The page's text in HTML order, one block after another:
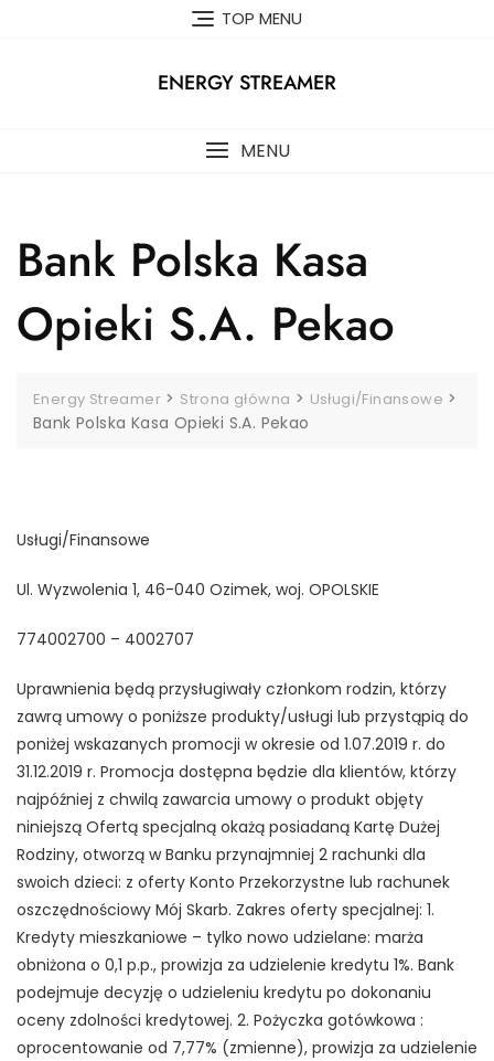
TOP MENU
ENERGY STREAMER
MENU
Bank Polska Kasa
Opieki S.A. Pekao
Energy Streamer > Strona główna > Usługi/Finansowe >
Bank Polska Kasa Opieki S.A. Pekao
Usługi/Finansowe
Ul. Wyzwolenia 1, 46-040 Ozimek, woj. OPOLSKIE
774002700 – 4002707
Uprawnienia będą przysługiwały członkom rodzin, którzy
zawrą umowy o poniższe produkty/usługi lub przystąpią do
poniżej wskazanych promocji w okresie od 1.07.2019 r. do
31.12.2019 r. Promocja dostępna będzie dla klientów, którzy
najpóźniej z chwilą zawarcia umowy o produkt objęty
niniejszą Ofertą specjalną okażą posiadaną Kartę Dużej
Rodziny, otworzą w Banku przynajmniej 2 rachunki dla
swoich dzieci: z oferty Konto Przekorzystne lub rachunek
oszczędnościowy Mój Skarb. Zakres oferty specjalnej: 1.
Kredyty mieszkaniowe – tylko nowo udzielane: marża
obniżona o 0,1 p.p., prowizja za udzielenie kredytu 1%. Bank
podejmuje decyzję o udzieleniu kredytu po dokonaniu
oceny zdolności kredytowej. 2. Pożyczka gotówkowa :
oprocentowanie od 7,77% (zmienne), prowizja za udzielenie